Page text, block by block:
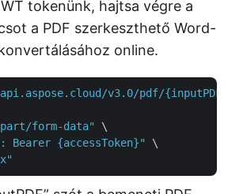
tokenünk, hajtsa végre a
a PDF szerkeszthető Word-
online.
v3.0/pdf/{inputPDF}/
form-data"
\
Bearer {accessToken}"
\